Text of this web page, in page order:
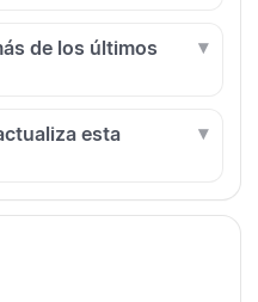
de los últimos
esta